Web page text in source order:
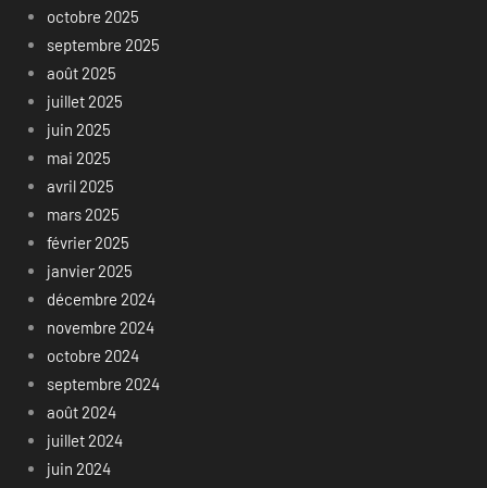
octobre 2025
septembre 2025
août 2025
juillet 2025
juin 2025
mai 2025
avril 2025
mars 2025
février 2025
janvier 2025
décembre 2024
novembre 2024
octobre 2024
septembre 2024
août 2024
juillet 2024
juin 2024